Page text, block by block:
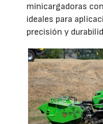
minicargadoras
ideales para
precisión y